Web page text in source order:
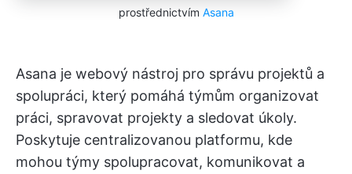
prostřednictvím Asana
Asana je webový nástroj pro správu projektů a
spolupráci, který pomáhá týmům organizovat
práci, spravovat projekty a sledovat úkoly.
Poskytuje centralizovanou platformu, kde
mohou týmy spolupracovat, komunikovat a